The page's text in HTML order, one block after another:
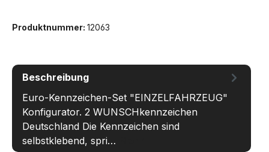
Produktnummer: 12063
Beschreibung
Euro-Kennzeichen-Set "EINZELFAHRZEUG"
Konfigurator. 2 WUNSCHkennzeichen
Deutschland Die Kennzeichen sind
selbstklebend, spri…